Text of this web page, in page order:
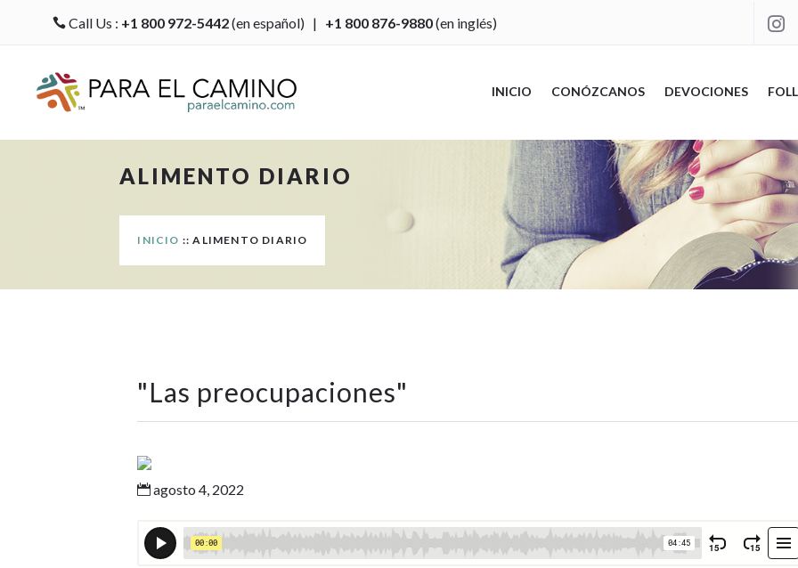
Call Us : +1 800 972-5442(en español) | +1 800 876-9880(en inglés) 
INICIO CONÓZCANOS DEVOCIONES
ALIMENTO DIARIO
INICIO :: ALIMENTO DIARIO
"Las preocupaciones"
 agosto 4, 2022